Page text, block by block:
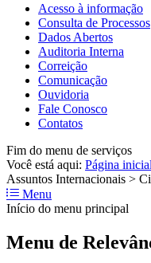
Acesso à informação
Consulta de Processos
Dados Abertos
Auditoria Interna
Correição
Comunicação
Ouvidoria
Fale Conosco
Contatos
Fim do menu de serviços
Você está aqui: Página inicial
Assuntos Internacionais >
Menu
Início do menu principal
Menu de